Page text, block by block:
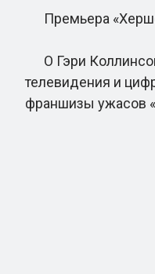
Премьера
О Гэри
телевидения и
франшизы ужасов